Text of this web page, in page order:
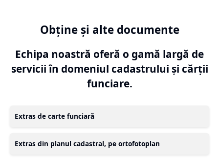
Obține și alte documente
Echipa noastră oferă o gamă largă de
servicii în domeniul cadastrului și cărții
funciare.
Extras de carte funciară
Extras din planul cadastral, pe ortofotoplan